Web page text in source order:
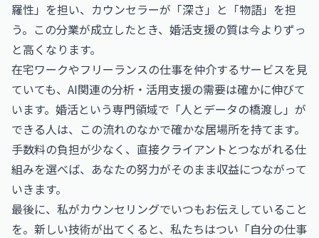
羅性」を担い、カウンセラーが「深さ」と「物語」を担
う。この分業が成立したとき、婚活支援の質は今よりずっ
と高くなります。
在宅ワークやフリーランスの仕事を仲介するサービスを見
ていても、AI関連の分析・活用支援の需要は確かに伸びて
います。婚活という専門領域で「人とデータの橋渡し」が
できる人は、この流れのなかで確かな居場所を持てます。
手数料の負担が少なく、直接クライアントとつながれる仕
組みを選べば、あなたの努力がそのまま収益につながって
いきます。
最後に、私がカウンセリングでいつもお伝えしていること
を。新しい技術が出てくると、私たちはつい「自分の仕事